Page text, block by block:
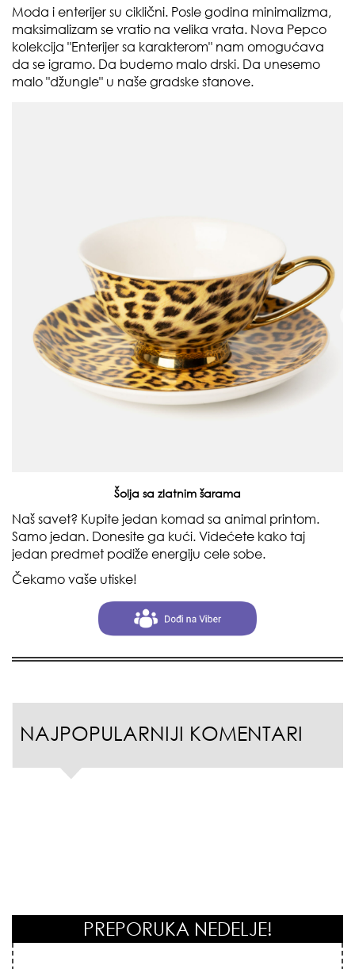
Moda i enterijer su ciklični. Posle godina minimalizma,
maksimalizam se vratio na velika vrata. Nova Pepco
kolekcija "Enterijer sa karakterom" nam omogućava
da se igramo. Da budemo malo drski. Da unesemo
malo "džungle" u naše gradske stanove.
Šolja sa zlatnim šarama
Naš savet? Kupite jedan komad sa animal printom.
Samo jedan. Donesite ga kući. Videćete kako taj
jedan predmet podiže energiju cele sobe.
Čekamo vaše utiske!
NAJPOPULARNIJI KOMENTARI
PREPORUKA NEDELJE!